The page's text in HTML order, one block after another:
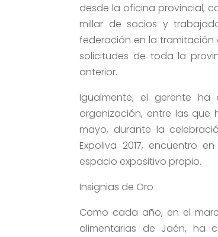
desde la oficina provincial,
millar de socios y
federación en la tramitación
solicitudes de toda la
anterior.
Igualmente, el gerente
organización, entre las
mayo, durante la
Expoliva 2017, encuentro
espacio expositivo propio.
Insignias de Oro
Como cada año, en el
alimentarias de Jaén, ha